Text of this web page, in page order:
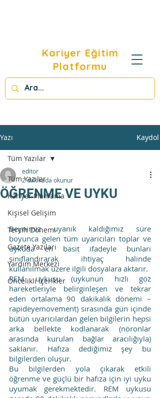
Kariyer Eğitim
Platformu
Yazı Kaydol
Tüm Yazılar
Kariyer Planlama
Kişisel Gelişim
Tercih Dönemi
Gazete Yazıları
Yardım Merkezi
Öncelikli İçerikler
Tüm Yazılar
ÖĞRENME VE UYKU
editor
2 dakikada okunur
Beynimiz uyanık kaldığımız süre
boyunca gelen tüm uyarıcıları toplar ve
uykuda en basit ifadeyle bunları
sınıflandırarak ihtiyaç halinde
kullanılmak üzere ilgili dosyalara aktarır.
REM uykusu (uykunun hızlı göz
hareketleriyle belirginleşen ve tekrar
eden ortalama 90 dakikalık dönemi –
rapideyemovement) sırasında gün içinde
bütün uyarıcılardan gelen bilgilerin hepsi
arka bellekte kodlanarak (nöronlar
arasında kurulan bağlar aracılığıyla)
saklanır. Hafıza dediğimiz şey bu
bilgilerden oluşur.
Bu bilgilerden yola çıkarak etkili
öğrenme ve güçlü bir hafıza için iyi uyku
uyumak gerekmektedir. REM uykusu